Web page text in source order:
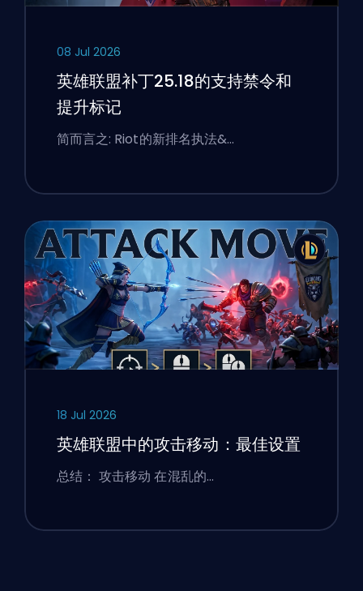
08 Jul 2026
英雄联盟补丁25.18的支持禁令和
提升标记
简而言之: Riot的新排名执法&…
18 Jul 2026
英雄联盟中的攻击移动：最佳设置
总结： 攻击移动 在混乱的…